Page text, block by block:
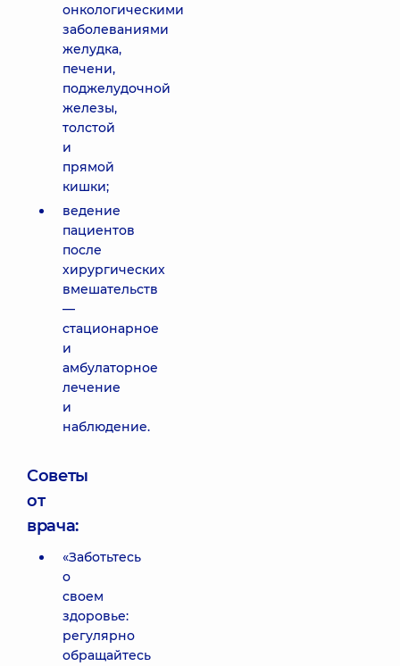
онкологическими
заболеваниями
желудка,
печени,
поджелудочной
железы,
толстой
и
прямой
кишки;
ведение
пациентов
после
хирургических
вмешательств
—
стационарное
и
амбулаторное
лечение
и
наблюдение.
Советы
от
врача:
«Заботьтесь
о
своем
здоровье:
регулярно
обращайтесь